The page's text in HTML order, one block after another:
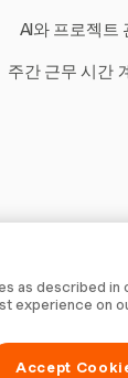
AI와 프로젝트
주간 근무 시간
은 기
— 지금
추적하고, 고
개 이상의 기
as described in
experience on
Accept